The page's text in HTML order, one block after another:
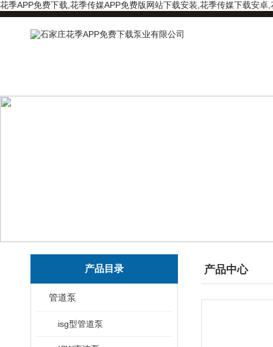
花季APP免费下载,花季传媒APP免费版网站下载安装,花季传媒下载安卓
产品目录
管道泵
isg型管道泵
产品中心